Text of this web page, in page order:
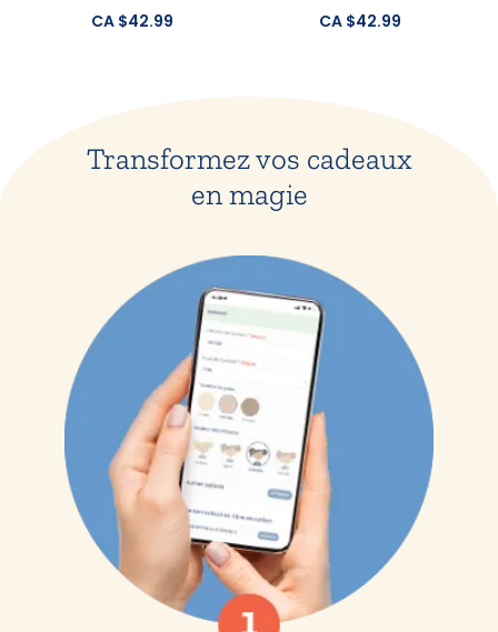
CA $42.99 CA $42.99
Transformez vos cadeaux
en magie